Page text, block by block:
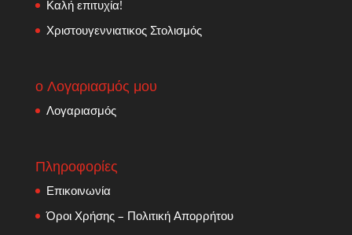
Καλή επιτυχία!
Χριστουγεννιατικος Στολισμός
ο Λογαριασμός μου
Λογαριασμός
Πληροφορίες
Επικοινωνία
Όροι Χρήσης – Πολιτική Απορρήτου